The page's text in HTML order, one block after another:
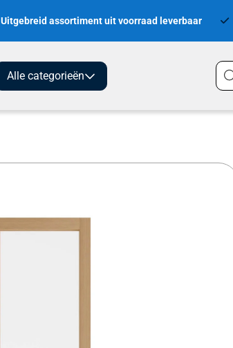
Uitgebreid assortiment uit voorraad leverbaar
Alle categorieën